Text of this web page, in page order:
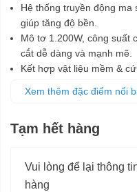
Hệ thống truyền động
giúp tăng độ bền.
Mô tơ 1.200W, công suất
cắt dễ dàng và mạnh mẽ.
Kết hợp vật liệu mềm &
Tốc độ cắt được tùy
Lớp cách điện kép, an
dụng cụ hỗ trợ bổ sung.
Xem thêm đặc điểm nổi
Tạm hết hàng
Vui lòng để lại thông
hàng